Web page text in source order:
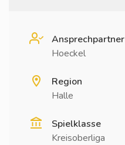
Ansprechpartner
Hoeckel
Region
Halle
Spielklasse
Kreisoberliga